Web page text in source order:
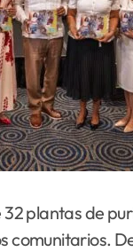
plantas de
comunitarios.